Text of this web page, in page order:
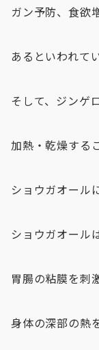
ガン予防、食欲
あるといわれて
そして、ジンゲ
加熱・乾燥する
ショウガオール
ショウガオールは
胃腸の粘膜を刺
身体の深部の熱